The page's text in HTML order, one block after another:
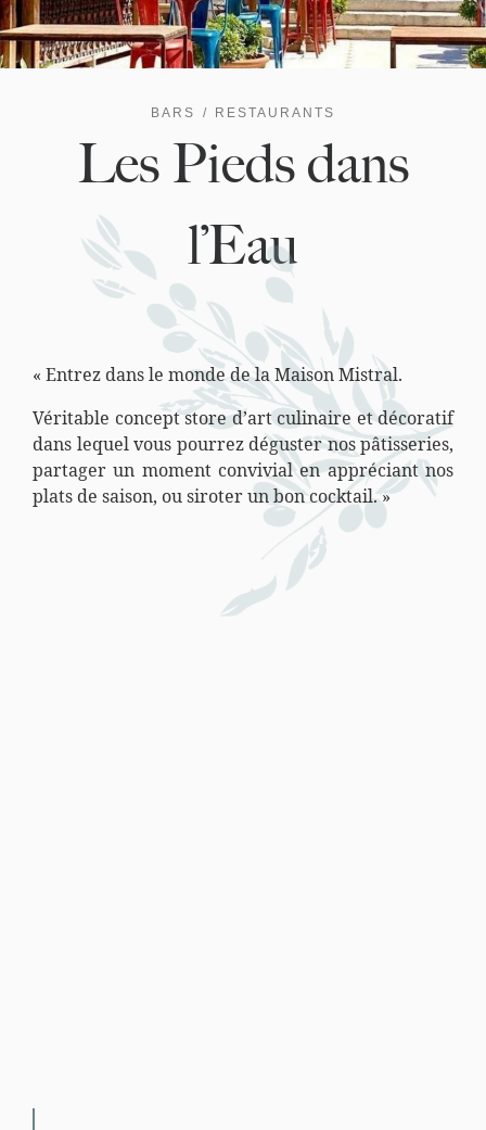
BARS RESTAURANTS
Les Pieds dans
l’Eau
« Entrez dans le monde de la Maison Mistral.
Véritable concept store d’art culinaire et décoratif
dans lequel vous pourrez déguster nos pâtisseries,
partager un moment convivial en appréciant nos
plats de saison, ou siroter un bon cocktail. »